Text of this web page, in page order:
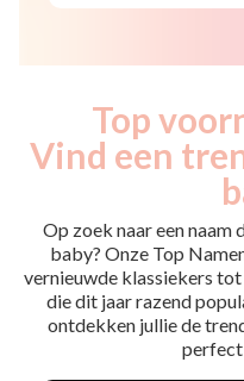
Top
Vind een
Op zoek naar een naam
baby? Onze Top
vernieuwde klassiekers
die dit jaar razend
ontdekken jullie de